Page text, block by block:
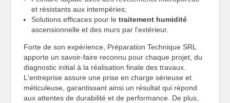
et résistants aux intempéries;
Solutions efficaces pour le traitement humidité
ascensionnelle et des murs par l'extérieur.
Forte de son expérience, Préparation Technique SRL
apporte un savoir-faire reconnu pour chaque projet, du
diagnostic initial à la réalisation finale des travaux.
L'entreprise assure une prise en charge sérieuse et
méticuleuse, garantissant ainsi un résultat qui répond
aux attentes de durabilité et de performance. De plus,